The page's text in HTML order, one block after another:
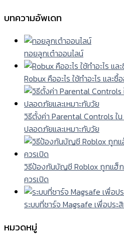
บทความอัพเดท
ทอยลูกเต๋าออนไลน์
Robux คืออะไร ใช้ทำอะไร และ
วิธีตั้งค่า Parental Controls ใ
ปลอดภัยและเหมาะกับวัย
วิธีป้องกันบัญชี Roblox ถูกแฮ็
ควรเปิด
ระบบที่ชาร์จ Magsafe เพื่อปร
หมวดหมู่